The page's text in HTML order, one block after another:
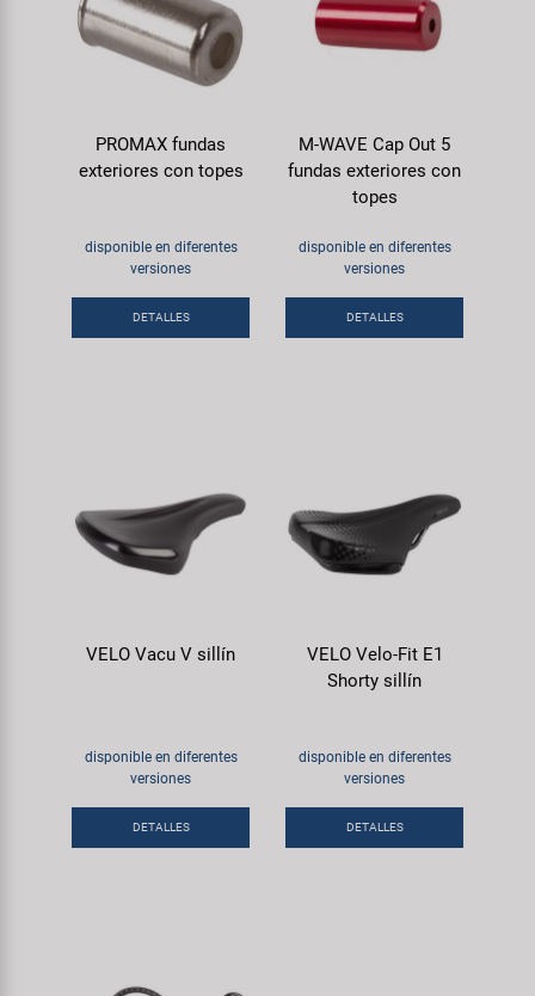
PROMAX fundas
exteriores con topes
disponible en diferentes
versiones
DETALLES
M-WAVE Cap Out 5
fundas exteriores con
topes
disponible en diferentes
versiones
DETALLES
VELO Vacu V sillín
disponible en diferentes
versiones
DETALLES
VELO Velo-Fit E1
Shorty sillín
disponible en diferentes
versiones
DETALLES